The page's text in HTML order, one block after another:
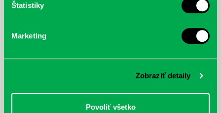
Štatistiky
Marketing
Zobraziť detaily
Povoliť všetko